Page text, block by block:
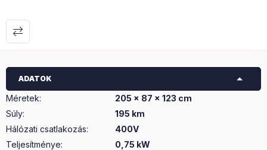
ADATOK
Méretek:
205 x 87 x 123 cm
Súly:
195 km
Hálózati csatlakozás:
400V
Teljesítménye:
0,75 kW